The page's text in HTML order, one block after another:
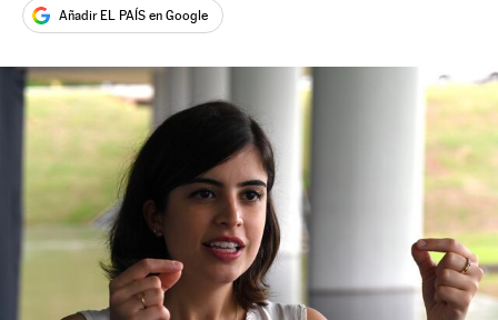
Añadir EL PAÍS en Google